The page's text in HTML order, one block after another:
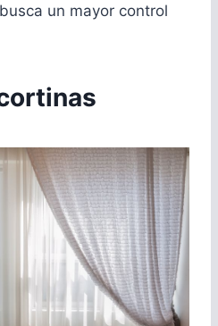
un mayor control